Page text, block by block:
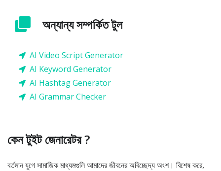
অন্যান্য সম্পর্কিত টুল
AI Video Script Generator
AI Keyword Generator
AI Hashtag Generator
AI Grammar Checker
কেন টুইট জেনারেটর ?
বর্তমান যুগে সামাজিক মাধ্যমগুলি আমাদের জীবনের অবিচ্ছেদ্য অংশ। বিশেষ করে,